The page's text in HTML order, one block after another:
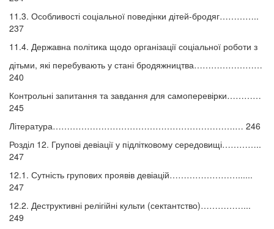
11.3. Особливості соціальної поведінки дітей-бродяг…………..
237
11.4. Державна політика щодо організації соціальної роботи з
дітьми, які перебувають у стані бродяжництва……………………
240
Контрольні запитання та завдання для самоперевірки…………
245
Література……………………………………………………….… 246
Розділ 12. Групові девіації у підлітковому середовищі…………..
247
12.1. Сутність групових проявів девіацій……………………......
247
12.2. Деструктивні релігійні культи (сектантство)……………...
249